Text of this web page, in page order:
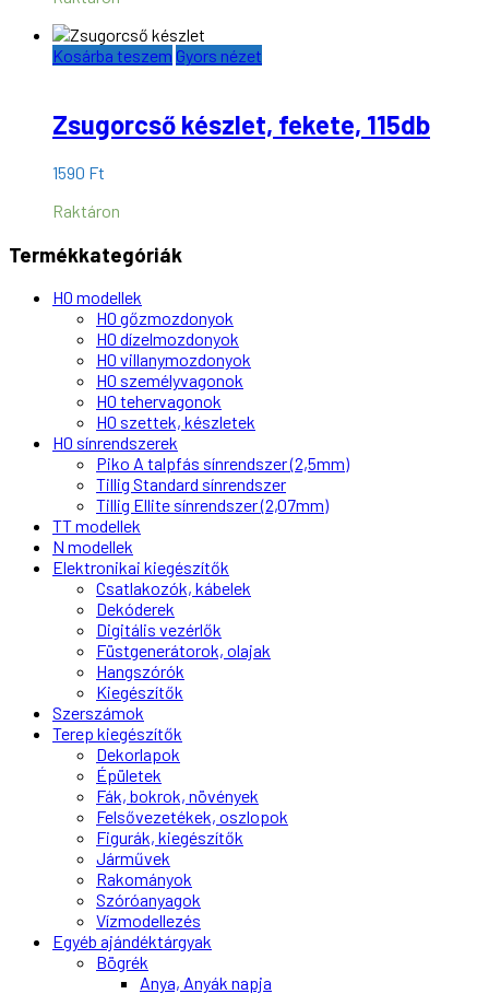
Kosárba teszem Gyors nézet
Zsugorcső készlet, fekete, 115db
1590 Ft
Raktáron
Termékkategóriák
H0 modellek
H0 gőzmozdonyok
H0 dízelmozdonyok
H0 villanymozdonyok
H0 személyvagonok
H0 tehervagonok
H0 szettek, készletek
H0 sínrendszerek
Piko A talpfás sínrendszer (2,5mm)
Tillig Standard sínrendszer
Tillig Ellite sínrendszer (2,07mm)
TT modellek
N modellek
Elektronikai kiegészítők
Csatlakozók, kábelek
Dekóderek
Digitális vezérlők
Füstgenerátorok, olajak
Hangszórók
Kiegészítők
Szerszámok
Terep kiegészítők
Dekorlapok
Épületek
Fák, bokrok, növények
Felsővezetékek, oszlopok
Figurák, kiegészítők
Járművek
Rakományok
Szóróanyagok
Vízmodellezés
Egyéb ajándéktárgyak
Bögrék
Anya, Anyák napja